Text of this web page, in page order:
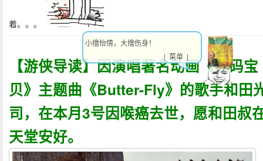
着。。。
【游侠导读】因演唱著名动画《数码宝
贝》主题曲《Butter-Fly》的歌手和田
司，在本月3号因喉癌去世，愿和田叔
天堂安好。
小撸怡情，大撸伤身！
| 菜单 |